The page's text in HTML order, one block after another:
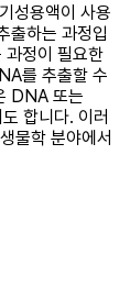
성용액이 사용
출하는 과정입
과정이 필요한
를 추출할 수
DNA 또는
합니다. 이러
물학 분야에서